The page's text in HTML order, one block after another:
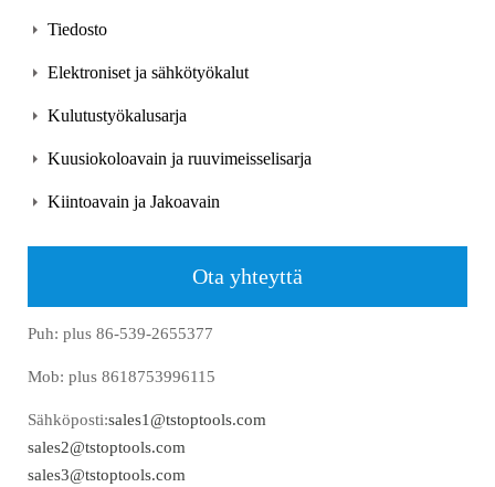
Tiedosto
Elektroniset ja sähkötyökalut
Kulutustyökalusarja
Kuusiokoloavain ja ruuvimeisselisarja
Kiintoavain ja Jakoavain
Ota yhteyttä
Puh: plus 86-539-2655377
Mob: plus 8618753996115
Sähköposti:sales1@tstoptools.com
sales2@tstoptools.com
sales3@tstoptools.com